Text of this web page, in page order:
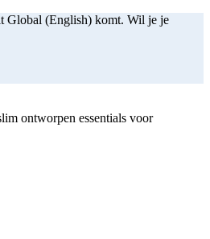
Global (English) komt. Wil je je
ontworpen essentials voor